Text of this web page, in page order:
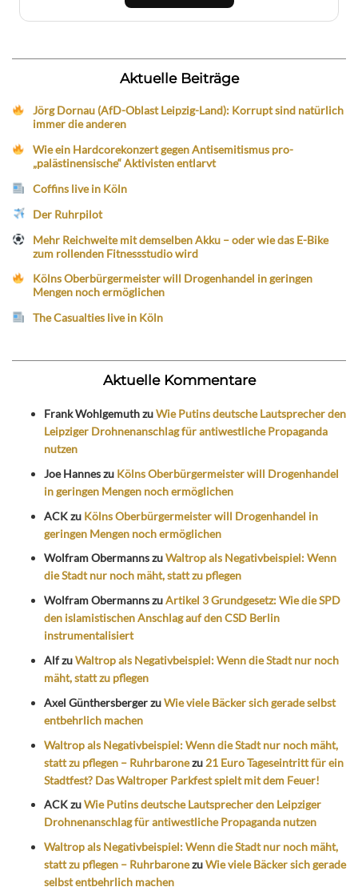
Aktuelle Beiträge
Jörg Dornau (AfD-Oblast Leipzig-Land): Korrupt sind natürlich
immer die anderen
Wie ein Hardcorekonzert gegen Antisemitismus pro-
„palästinensische“ Aktivisten entlarvt
Coffins live in Köln
Der Ruhrpilot
Mehr Reichweite mit demselben Akku – oder wie das E-Bike
zum rollenden Fitnessstudio wird
Kölns Oberbürgermeister will Drogenhandel in geringen
Mengen noch ermöglichen
The Casualties live in Köln
Aktuelle Kommentare
Frank WohlgemuthzuWie Putins deutsche Lautsprecher den
Leipziger Drohnenanschlag für antiwestliche Propaganda
nutzen
Joe Hanneszu Kölns Oberbürgermeister will Drogenhandel
in geringen Mengen noch ermöglichen
ACKzu Kölns Oberbürgermeister will Drogenhandel in
geringen Mengen noch ermöglichen
Wolfram ObermannszuWaltrop als Negativbeispiel: Wenn
die Stadt nur noch mäht, statt zu pflegen
Wolfram ObermannszuArtikel 3 Grundgesetz: Wie die SPD
den islamistischen Anschlag auf den CSD Berlin
instrumentalisiert
AlfzuWaltrop als Negativbeispiel: Wenn die Stadt nur noch
mäht, statt zu pflegen
Axel GünthersbergerzuWie viele Bäcker sich gerade selbst
entbehrlich machen
Waltrop als Negativbeispiel: Wenn die Stadt nur noch mäht,
statt zu pflegen – Ruhrbaronezu 21 Euro Tageseintritt für ein
Stadtfest? Das Waltroper Parkfest spielt mit dem Feuer!
ACKzuWie Putins deutsche Lautsprecher den Leipziger
Drohnenanschlag für antiwestliche Propaganda nutzen
Waltrop als Negativbeispiel: Wenn die Stadt nur noch mäht,
statt zu pflegen – RuhrbaronezuWie viele Bäcker sich gerade
selbst entbehrlich machen